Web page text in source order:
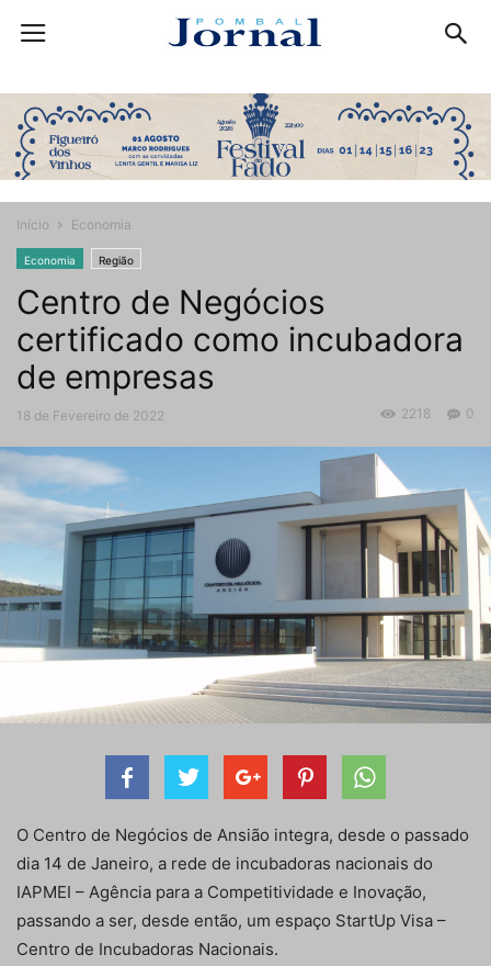
Início Economia
Economia Região
Centro de Negócios
certificado como incubadora
de empresas
18 de Fevereiro de 2022 0
2218
O Centro de Negócios de Ansião integra, desde o passado
dia 14 de Janeiro, a rede de incubadoras nacionais do
IAPMEI – Agência para a Competitividade e Inovação,
passando a ser, desde então, um espaço StartUp Visa –
Centro de Incubadoras Nacionais.